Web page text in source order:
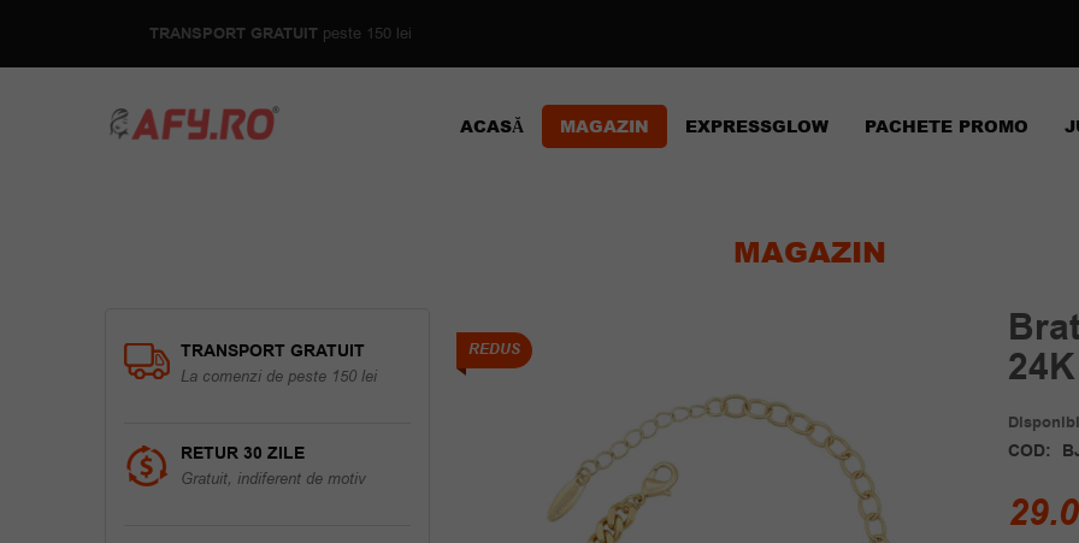
TRANSPORT GRATUIT peste 150 lei
ACASĂ MAGAZIN EXPRESSGLOW PACHETE PROMO
MAGAZIN
REDUS
COD:
TRANSPORT GRATUIT
La comenzi de peste 150 lei
RETUR 30 ZILE
Gratuit, indiferent de motiv